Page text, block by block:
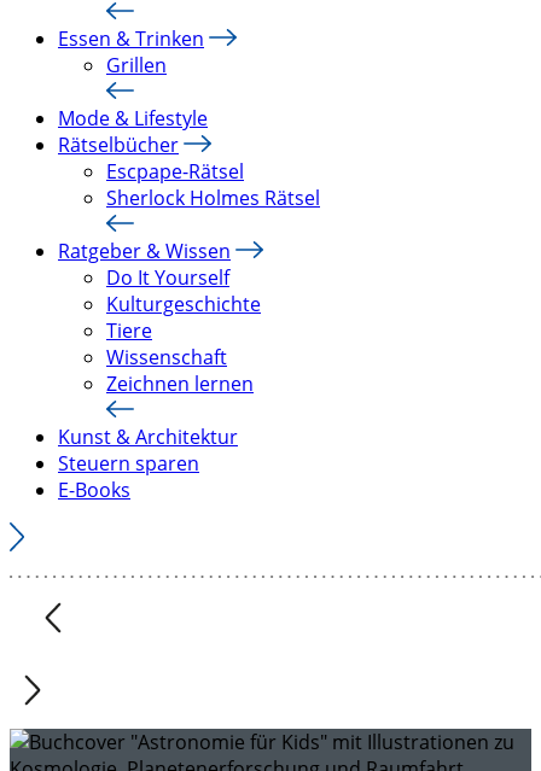
Essen & Trinken
Grillen
Mode & Lifestyle
Rätselbücher
Escpape-Rätsel
Sherlock Holmes Rätsel
Ratgeber & Wissen
Do It Yourself
Kulturgeschichte
Tiere
Wissenschaft
Zeichnen lernen
Kunst & Architektur
Steuern sparen
E-Books